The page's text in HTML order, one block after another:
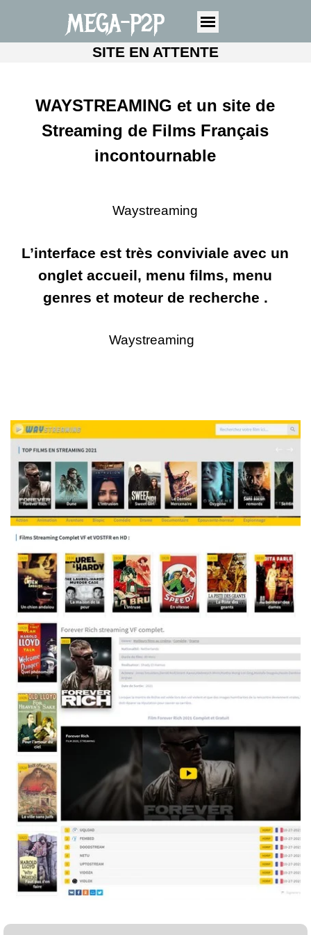
MEGA-P2P
SITE EN ATTENTE
WAYSTREAMING et un site de
Streaming de Films Français
incontournable
Waystreaming
L’interface est très conviviale avec un
onglet accueil, menu films, menu
genres et moteur de recherche .
Waystreaming